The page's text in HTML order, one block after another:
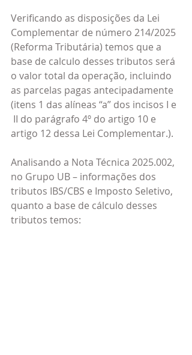
Verificando as disposições da Lei
Complementar de número 214/2025
(Reforma Tributária) temos que a
base de calculo desses tributos será
o valor total da operação, incluindo
as parcelas pagas antecipadamente
(itens 1 das alíneas “a” dos incisos I e
II do parágrafo 4º do artigo 10 e
artigo 12 dessa Lei Complementar.).
Analisando a Nota Técnica 2025.002,
no Grupo UB – informações dos
tributos IBS/CBS e Imposto Seletivo,
quanto a base de cálculo desses
tributos temos: